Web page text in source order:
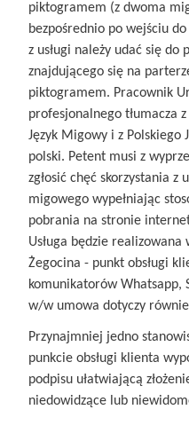
piktogramem (z dwoma
bezpośrednio po wejściu
z usługi należy udać się do
znajdującego się na
piktogramem. Pracownik
profesjonalnego tłumacza
Język Migowy i z Polskiego
polski. Petent musi z
zgłosić chęć skorzystania z
migowego wypełniając
pobrania na stronie
Usługa będzie
Żegocina - punkt obsługi
komunikatorów Whatsapp,
w/w umowa dotyczy
Przynajmniej jedno
punkcie obsługi klienta
podpisu ułatwiającą
niedowidzące lub